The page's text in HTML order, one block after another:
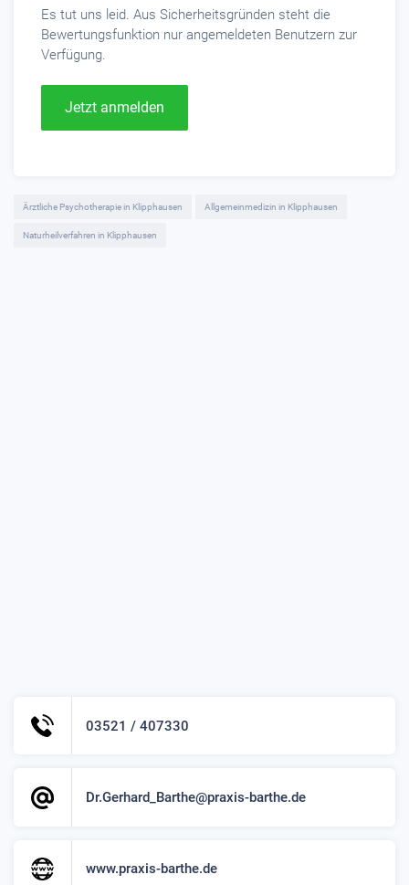
Es tut uns leid. Aus Sicherheitsgründen steht die
Bewertungsfunktion nur angemeldeten Benutzern zur
Verfügung.
Jetzt anmelden
Ärztliche Psychotherapie in Klipphausen Allgemeinmedizin in Klipphausen
Naturheilverfahren in Klipphausen
03521 / 407330
Dr.Gerhard_Barthe@praxis-barthe.de
www.praxis-barthe.de